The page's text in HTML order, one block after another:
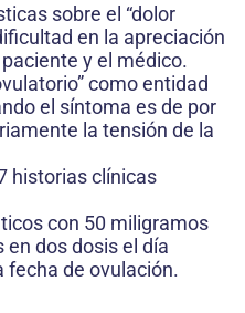
sobre el “dolor
en la apreciación
y el médico.
como entidad
el síntoma es de por
la tensión de la
historias clínicas
con 50 miligramos
dos dosis el día
fecha de ovulación.